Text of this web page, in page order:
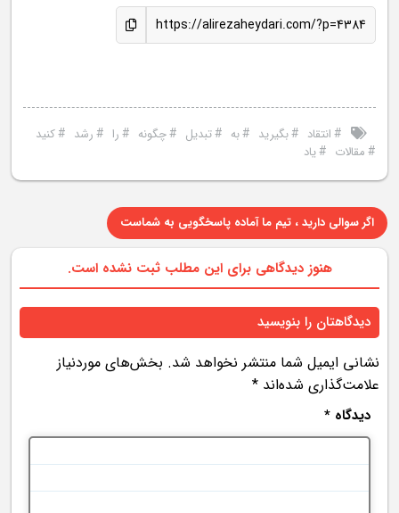
https://alirezaheydari.com/?p=4384
#انتقاد #بگیرید #به #تبدیل #چگونه #را #رشد #کنید
#مقالات #یاد
اگر سوالی دارید ، تیم ما آماده پاسخگویی به شماست
هنوز دیدگاهی برای این مطلب ثبت نشده است.
دیدگاهتان را بنویسید
نشانی ایمیل شما منتشر نخواهد شد. بخش‌های موردنیاز
علامت‌گذاری شده‌اند *
دیدگاه *